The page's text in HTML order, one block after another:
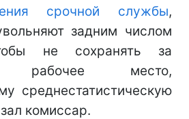
срочной службы,
задним числом
не сохранять за
рабочее место,
среднестатистическую
комиссар.